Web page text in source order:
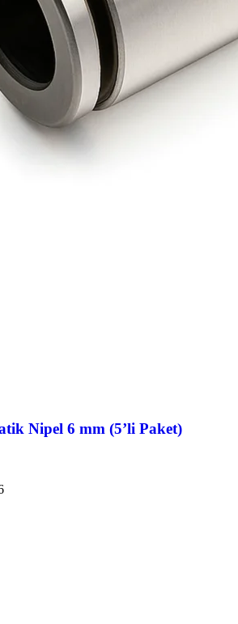
Nipel 6 mm (5’li Paket)